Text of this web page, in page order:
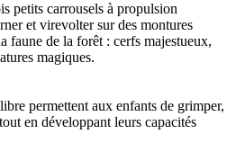
petits carrousels à propulsion
et virevolter sur des montures
faune de la forêt : cerfs majestueux,
magiques.
permettent aux enfants de grimper,
en développant leurs capacités